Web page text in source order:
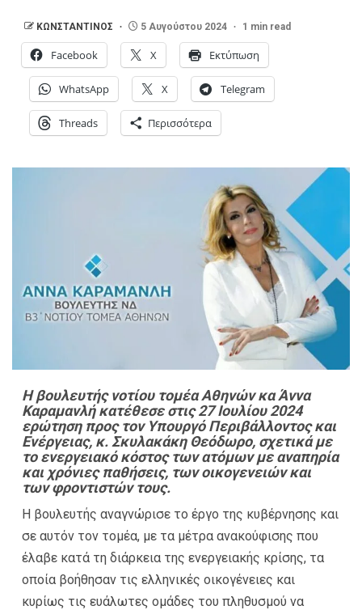
ΚΩΝΣΤΑΝΤΙΝΟΣ 5 Αυγούστου 2024 1 min read
Facebook X Εκτύπωση
WhatsApp X Telegram
Threads Περισσότερα
Η βουλευτής νοτίου τομέα Αθηνών κα Άννα
Καραμανλή κατέθεσε στις 27 Ιουλίου 2024
ερώτηση προς τον Υπουργό Περιβάλλοντος και
Ενέργειας, κ. Σκυλακάκη Θεόδωρο, σχετικά με
το ενεργειακό κόστος των ατόμων με αναπηρία
και χρόνιες παθήσεις, των οικογενειών και
των φροντιστών τους.
Η βουλευτής αναγνώρισε το έργο της κυβέρνησης και
σε αυτόν τον τομέα, με τα μέτρα ανακούφισης που
έλαβε κατά τη διάρκεια της ενεργειακής κρίσης, τα
οποία βοήθησαν τις ελληνικές οικογένειες και
κυρίως τις ευάλωτες ομάδες του πληθυσμού να